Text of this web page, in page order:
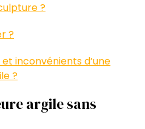
?
?
inconvénients d’une
?
argile sans